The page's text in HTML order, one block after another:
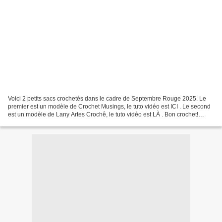
Voici 2 petits sacs crochetés dans le cadre de Septembre Rouge 2025. Le
premier est un modèle de Crochet Musings, le tuto vidéo est ICI . Le second
est un modèle de Lany Artes Crochê, le tuto vidéo est LÀ . Bon crochet!